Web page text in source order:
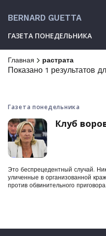
BERNARD GUETTA
ГАЗЕТА ПОНЕДЕЛЬНИКА
Главная растрата
Показано 1 результатов
Газета понедельника
Клуб
Это беспрецедентный случай.
уличенные в организованной
против обвинительного